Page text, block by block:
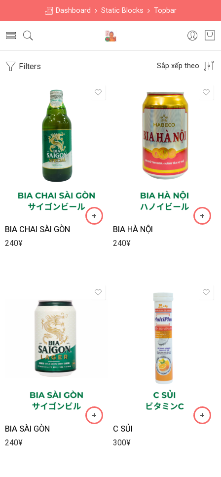
Dashboard Static Blocks Topbar
Filters Sắp xếp theo
BIA CHAI SÀI GÒN
240¥
BIA HÀ NỘI
240¥
BIA SÀI GÒN
240¥
C SỦI
300¥